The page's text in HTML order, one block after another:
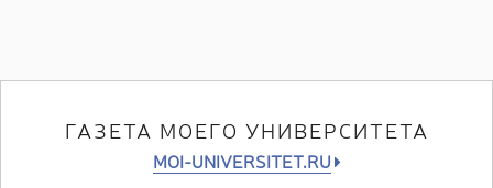
ГАЗЕТА МОЕГО УНИВЕРСИТЕТА
MOI-UNIVERSITET.RU